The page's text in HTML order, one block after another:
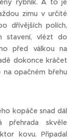
rybník. A to je
zimu v určité
dřívějších polích,
stavení, vlézt do
před válkou na
dokonce kráčet
opačném břehu
kopáče snad dál
přehrada skvěle
kovu. Připadal